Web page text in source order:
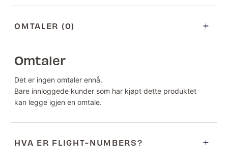
OMTALER (0)
Omtaler
Det er ingen omtaler ennå.
Bare innloggede kunder som har kjøpt dette produktet
kan legge igjen en omtale.
HVA ER FLIGHT-NUMBERS?